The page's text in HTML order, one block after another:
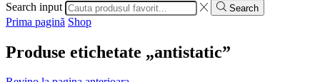
Search input
Search
Prima pagină Shop
Produse etichetate „antistatic”